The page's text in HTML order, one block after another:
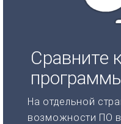
Сравните
На отдельной
возможности ПО в